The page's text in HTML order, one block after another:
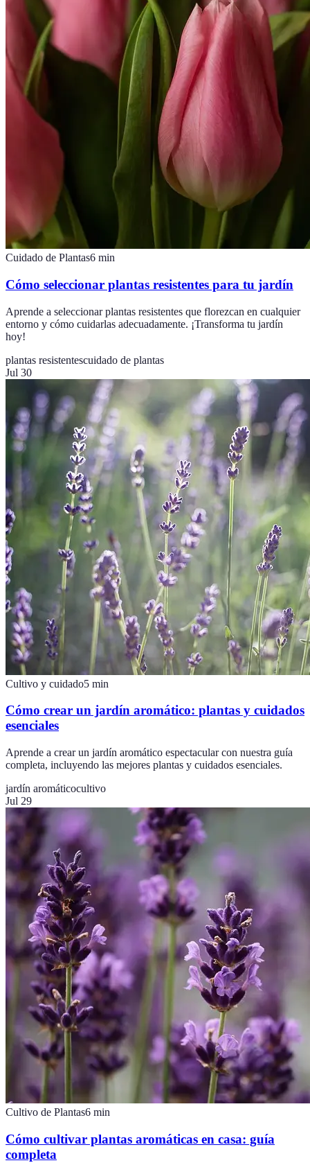
Cuidado de Plantas6 min
Cómo seleccionar plantas resistentes para tu jardín
Aprende a seleccionar plantas resistentes que florezcan en cualquier
entorno y cómo cuidarlas adecuadamente. ¡Transforma tu jardín
hoy!
plantas resistentescuidado de plantas
Jul 30
Cultivo y cuidado5 min
Cómo crear un jardín aromático: plantas y cuidados
esenciales
Aprende a crear un jardín aromático espectacular con nuestra guía
completa, incluyendo las mejores plantas y cuidados esenciales.
jardín aromáticocultivo
Jul 29
Cultivo de Plantas6 min
Cómo cultivar plantas aromáticas en casa: guía
completa